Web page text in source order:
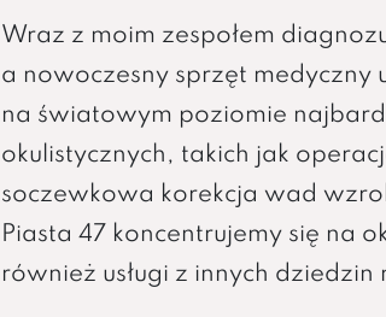
Wraz z moim zespołem
a nowoczesny sprzęt
na światowym poziomie
okulistycznych, takich jak
soczewkowa korekcja wad
Piasta 47 koncentrujemy się na
również usługi z innych dziedzin